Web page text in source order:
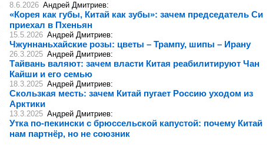
8.6.2026 Андрей Дмитриев:
«Корея как губы, Китай как зубы»: зачем председатель Си
приехал в Пхеньян
15.5.2026 Андрей Дмитриев:
Чжуннаньхайские розы: цветы – Трампу, шипы – Ирану
26.3.2025 Андрей Дмитриев:
Тайвань валяют: зачем власти Китая реабилитируют Чан
Кайши и его семью
18.3.2025 Андрей Дмитриев:
Скользкая месть: зачем Китай пугает Россию уходом из
Арктики
13.3.2025 Андрей Дмитриев:
Утка по-пекински с брюссельской капустой: почему Китай
нам партнёр, но не союзник